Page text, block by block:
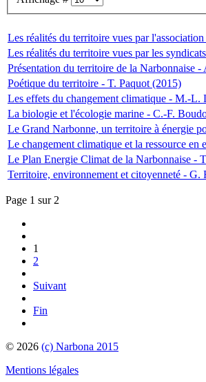
Les réalités du territoire vues par
Les réalités du territoire vues par les
Présentation du territoire de la Narbonnaise -
Poétique du territoire - T. Paquot (2015)
Les effets du changement climatique - M.-L.
La biologie et l'écologie marine - C.-F.
Le Grand Narbonne, un territoire à énergie
Le changement climatique et la ressource en
Le Plan Energie Climat de la Narbonnaise -
Territoire, environnement et citoyenneté - G.
Page 1 sur 2
1
2
Suivant
Fin
© 2026 (c) Narbona 2015
Mentions légales